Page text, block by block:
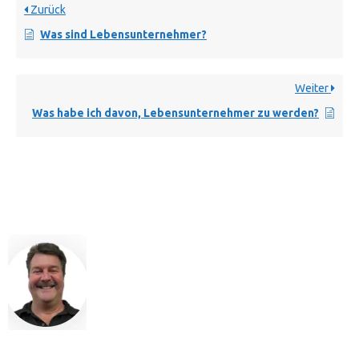
Zurück
Was sind Lebensunternehmer?
Weiter
Was habe ich davon, Lebensunternehmer zu werden?